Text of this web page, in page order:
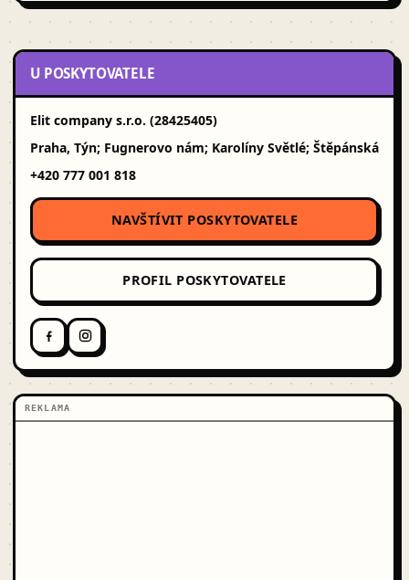
U POSKYTOVATELE
Elit company s.r.o. (28425405)
Praha, Týn; Fugnerovo nám; Karolíny Světlé; Štěpánská
+420 777 001 818
NAVŠTÍVIT POSKYTOVATELE
PROFIL POSKYTOVATELE
REKLAMA